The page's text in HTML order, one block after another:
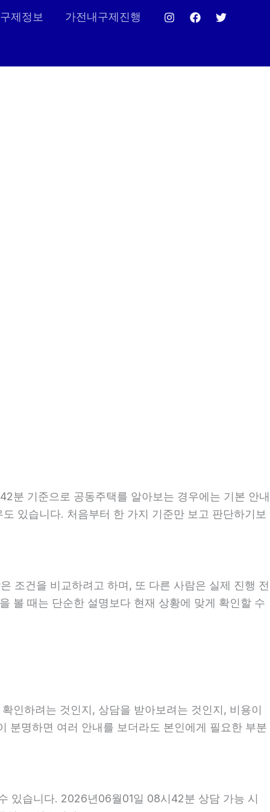
제정보 가전내구제진행
분 기준으로 공동주택를 알아보는 경우에는 기본 안내
있습니다. 처음부터 한 가지 기준만 보고 판단하기보
조건을 비교하려고 하며, 또 다른 사람은 실제 진행 전
볼 때는 단순한 설명보다 현재 상황에 맞게 확인할 수
인하려는 것인지, 상담을 받아보려는 것인지, 비용이
분명하면 여러 안내를 보더라도 본인에게 필요한 부분
있습니다. 2026년06월01일 08시42분 상담 가능 시